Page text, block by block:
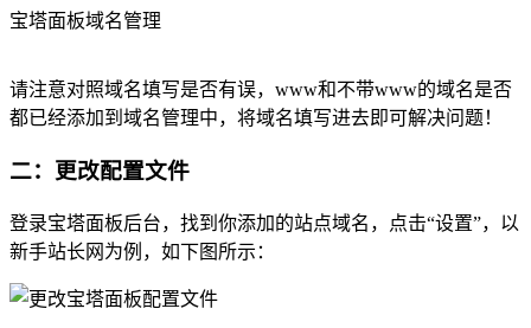
宝塔面板域名管理
请注意对照域名填写是否有误，www和不带www的域名是否
都已经添加到域名管理中，将域名填写进去即可解决问题！
二：更改配置文件
登录宝塔面板后台，找到你添加的站点域名，点击“设置”，以
新手站长网为例，如下图所示：